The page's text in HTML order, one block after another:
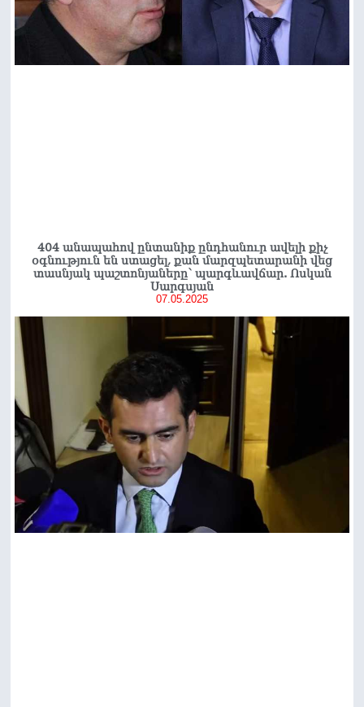
404 անապահով ընտանիք ընդհանուր ավելի քիչ
օգնություն են ստացել, քան մարզպետարանի վեց
տասնյակ պաշտոնյաները՝ պարգևավճար. Ոսկան
Սարգսյան
07.05.2025